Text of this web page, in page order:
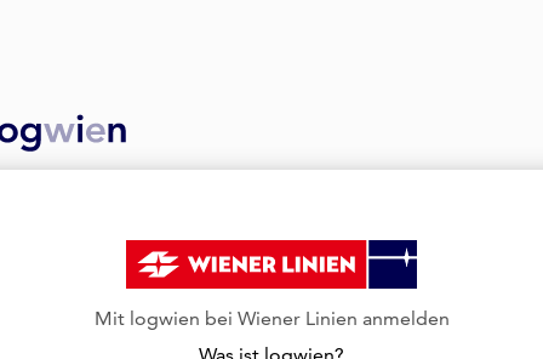
Mit logwien bei Wiener Linien anmelden